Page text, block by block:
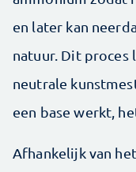
en later kan
natuur. Dit
neutrale
een base werkt,
Afhankelijk van